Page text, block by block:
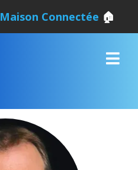
Maison Connectée 🏠